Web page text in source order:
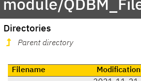
module/
Directories
Parent directory
Filename